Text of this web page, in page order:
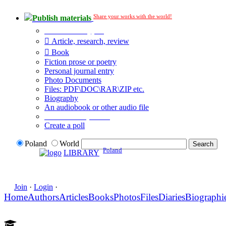
Publish materials Share your works with the world!
Article, research, review
Book
Fiction prose or poetry
Personal journal entry
Photo Documents
Files: PDF\DOC\RAR\ZIP etc.
Biography
An audiobook or other audio file
Create a poll
Poland
World
LIBRARY Poland
Join · Login ·
HomeAuthorsArticlesBooksPhotosFilesDiaries